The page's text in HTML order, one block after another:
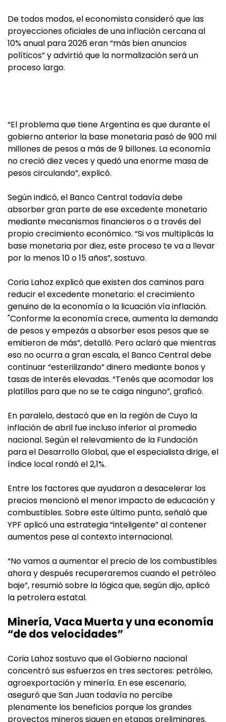
De todos modos, el economista consideró que las
proyecciones oficiales de una inflación cercana al
10% anual para 2026 eran “más bien anuncios
políticos” y advirtió que la normalización será un
proceso largo.
“El problema que tiene Argentina es que durante el
gobierno anterior la base monetaria pasó de 900 mil
millones de pesos a más de 9 billones. La economía
no creció diez veces y quedó una enorme masa de
pesos circulando”, explicó.
Según indicó, el Banco Central todavía debe
absorber gran parte de ese excedente monetario
mediante mecanismos financieros o a través del
propio crecimiento económico. “Si vos multiplicás la
base monetaria por diez, este proceso te va a llevar
por lo menos 10 o 15 años”, sostuvo.
Coria Lahoz explicó que existen dos caminos para
reducir el excedente monetario: el crecimiento
genuino de la economía o la licuación vía inflación.
"Conforme la economía crece, aumenta la demanda
de pesos y empezás a absorber esos pesos que se
emitieron de más”, detalló. Pero aclaró que mientras
eso no ocurra a gran escala, el Banco Central debe
continuar “esterilizando” dinero mediante bonos y
tasas de interés elevadas. “Tenés que acomodar los
platillos para que no se te caiga ninguno”, graficó.
En paralelo, destacó que en la región de Cuyo la
inflación de abril fue incluso inferior al promedio
nacional. Según el relevamiento de la Fundación
para el Desarrollo Global, que el especialista dirige, el
índice local rondó el 2,1%.
Entre los factores que ayudaron a desacelerar los
precios mencionó el menor impacto de educación y
combustibles. Sobre este último punto, señaló que
YPF aplicó una estrategia “inteligente” al contener
aumentos pese al contexto internacional.
“No vamos a aumentar el precio de los combustibles
ahora y después recuperaremos cuando el petróleo
baje”, resumió sobre la lógica que, según dijo, aplicó
la petrolera estatal.
Minería, Vaca Muerta y una economía
“de dos velocidades”
Coria Lahoz sostuvo que el Gobierno nacional
concentró sus esfuerzos en tres sectores: petróleo,
agroexportación y minería. En ese escenario,
aseguró que San Juan todavía no percibe
plenamente los beneficios porque los grandes
proyectos mineros siguen en etapas preliminares.